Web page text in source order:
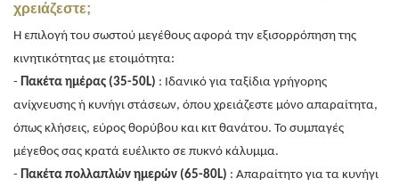
χρειάζεστε;
Η επιλογή του σωστού μεγέθους αφορά την εξισορρόπηση της
κινητικότητας με ετοιμότητα:
- Πακέτα ημέρας (35-50L) : Ιδανικό για ταξίδια γρήγορης
ανίχνευσης ή κυνήγι στάσεων, όπου χρειάζεστε μόνο απαραίτητα,
όπως κλήσεις, εύρος θορύβου και κιτ θανάτου. Το συμπαγές
μέγεθος σας κρατά ευέλικτο σε πυκνό κάλυμμα.
- Πακέτα πολλαπλών ημερών (65-80L) : Απαραίτητο για τα κυνήγι